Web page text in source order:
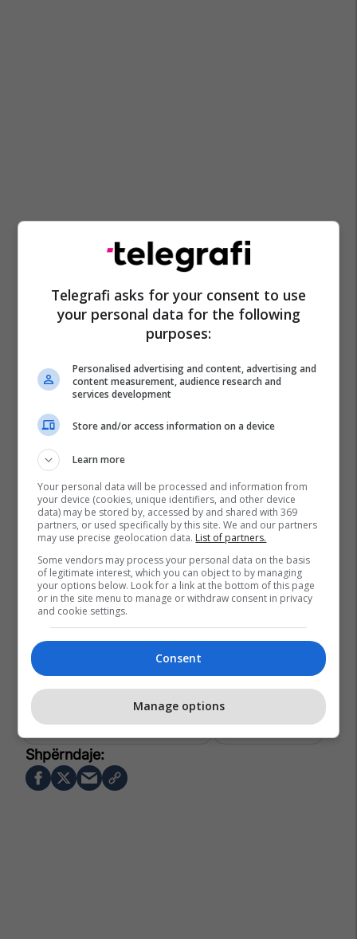
Telegrafi asks for your consent to use
your personal data for the following
purposes:
Personalised advertising and content, advertising and
content measurement, audience research and
services development
Store and/or access information on a device
Learn more
Your personal data will be processed and information from
your device (cookies, unique identifiers, and other device
data) may be stored by, accessed by and shared with 369
partners, or used specifically by this site. We and our partners
may use precise geolocation data. List of partners.
Some vendors may process your personal data on the basis
of legitimate interest, which you can object to by managing
your options below. Look for a link at the bottom of this page
or in the site menu to manage or withdraw consent in privacy
and cookie settings.
Consent
Manage options